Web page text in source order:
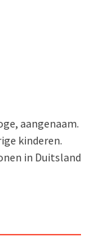
aangenaam.
kinderen.
in Duitsland